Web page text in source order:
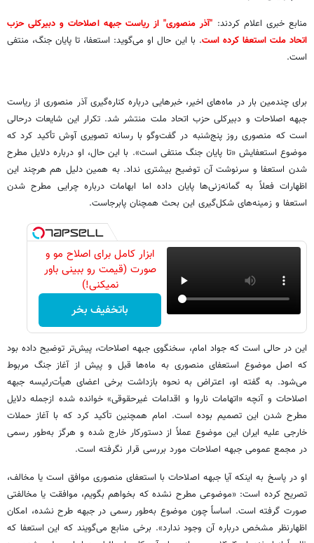
منابع خبری اعلام کردند: "آذر منصوری" از ریاست جبهه اصلاحات و دبیرکلی حزب
اتحاد ملت استعفا کرده است. با این‌ حال او می‌گوید: استعفا، تا پایان جنگ، منتفی
است.
برای چندمین ‌بار در ماه‌های اخیر، خبرهایی درباره کناره‌گیری آذر منصوری از ریاست
جبهه اصلاحات و دبیرکلی حزب اتحاد ملت منتشر شد. تکرار این شایعات درحالی
است که منصوری روز پنج‌شنبه در گفت‌وگو با رسانه تصویری آوش تأکید کرد که
موضوع استعفایش «تا پایان جنگ منتفی است». با این حال، او درباره دلایل مطرح‌
شدن استعفا و سرنوشت آن توضیح بیشتری نداد. به همین دلیل هم هرچند این
اظهارات فعلاً به گمانه‌زنی‌ها پایان داده اما ابهامات درباره چرایی مطرح شدن
استعفا و زمینه‌های شکل‌گیری این بحث همچنان پابرجاست.
ابزار کامل برای اصلاح مو و
صورت (قیمت رو ببینی باور
نمیکنی!)
باتخفیف بخر
این در حالی است که جواد امام، سخنگوی جبهه اصلاحات، پیش‌تر توضیح داده بود
که اصل موضوع استعفای منصوری به ماه‌ها قبل و پیش از آغاز جنگ مربوط
می‌شود. به گفته او، اعتراض به نحوه بازداشت برخی اعضای هیأت‌رئیسه جبهه
اصلاحات و آنچه «اتهامات ناروا و اقدامات غیرحقوقی» خوانده شده ازجمله دلایل
مطرح‌ شدن این تصمیم بوده است. امام همچنین تأکید کرد که با آغاز حملات
خارجی علیه ایران این موضوع عملاً از دستورکار خارج شده و هرگز به‌طور رسمی
در مجمع عمومی جبهه اصلاحات مورد بررسی قرار نگرفته است.
او در پاسخ به اینکه آیا جبهه اصلاحات با استعفای منصوری موافق است یا مخالف،
تصریح کرده است: «موضوعی مطرح نشده که بخواهم بگویم، موافقت یا مخالفتی
صورت گرفته است. اساساً چون موضوع به‌طور رسمی در جبهه طرح نشده، امکان
اظهارنظر مشخص درباره آن وجود ندارد». برخی منابع می‌گویند که این استعفا که